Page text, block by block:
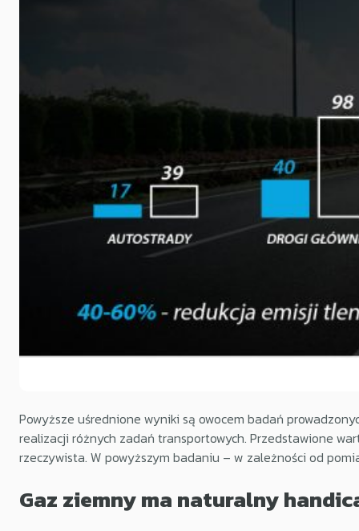
Powyższe uśrednione wyniki są owocem badań
realizacji różnych zadań transportowych. Przedstawione
rzeczywista. W powyższym badaniu – w zależności od
Gaz ziemny ma naturalny